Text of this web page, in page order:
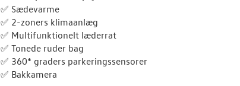
✅ Sædevarme
✅ 2-zoners klimaanlæg
✅ Multifunktionelt læderrat
✅ Tonede ruder bag
✅ 360* graders parkeringssensorer
✅ Bakkamera